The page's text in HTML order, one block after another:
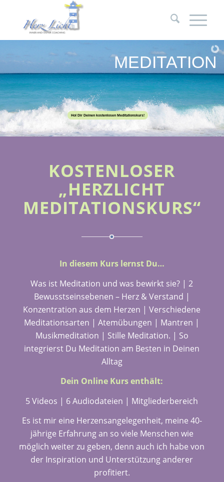
MEDITATION
Hol Dir Deinen kostenlosen Meditationskurs!
KOSTENLOSER
„HERZLICHT
MEDITATIONSKURS“
In diesem Kurs lernst Du…
Was ist Meditation und was bewirkt sie? | 2
Bewusstseinsebenen – Herz & Verstand |
Konzentration aus dem Herzen | Verschiedene
Meditationsarten | Atemübungen | Mantren |
Musikmeditation | Stille Meditation. | So
integrierst Du Meditation am Besten in Deinen
Alltag
Dein Online Kurs enthält:
5 Videos | 6 Audiodateien | Mitgliederbereich
Es ist mir eine Herzensangelegenheit, meine 40-
jährige Erfahrung an so viele Menschen wie
möglich weiter zu geben, denn auch ich habe von
der Inspiration und Unterstützung anderer
profitiert.